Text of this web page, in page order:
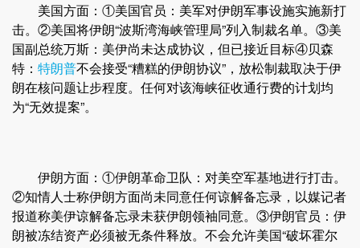
美国方面：①美国官员：美军对伊朗军事设施实施新打
击。②美国将伊朗“波斯湾海峡管理局”列入制裁名单。③美
国副总统万斯：美伊尚未达成协议，但已接近目标④贝森
特： 特朗普不会接受“糟糕的伊朗协议”，放松制裁取决于伊
朗在核问题让步程度。任何对该海峡征收通行费的计划均
为“无效提案”。
伊朗方面：①伊朗革命卫队：对美空军基地进行打击。
②知情人士称伊朗方面尚未同意任何谅解备忘录，以媒记者
报道称美伊谅解备忘录未获伊朗领袖同意。③伊朗官员：伊
朗被冻结资产必须被无条件释放。不会允许美国“破坏霍尔